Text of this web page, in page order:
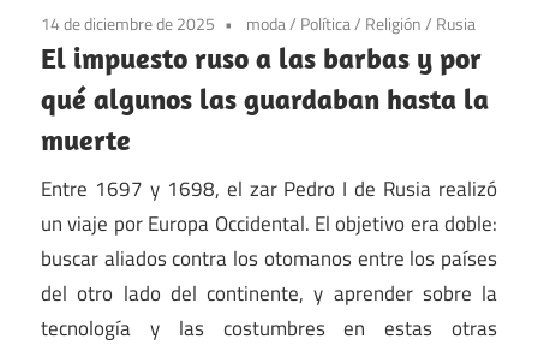
14 de diciembre de 2025 moda/ Política/ Religión/ Rusia
El impuesto ruso a las barbas y por
qué algunos las guardaban hasta la
muerte
Entre 1697 y 1698, el zar Pedro I de Rusia realizó
un viaje por Europa Occidental. El objetivo era doble:
buscar aliados contra los otomanos entre los países
del otro lado del continente, y aprender sobre la
tecnología y las costumbres en estas otras